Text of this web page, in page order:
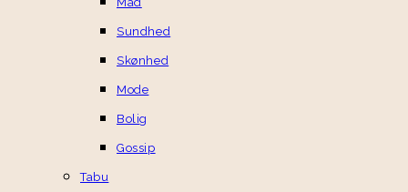
Sundhed
Skønhed
Mode
Bolig
Gossip
Tabu